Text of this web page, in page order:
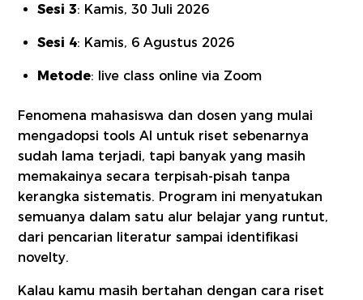
Sesi 3: Kamis, 30 Juli 2026
Sesi 4: Kamis, 6 Agustus 2026
Metode: live class online via Zoom
Fenomena mahasiswa dan dosen yang mulai
mengadopsi tools AI untuk riset sebenarnya
sudah lama terjadi, tapi banyak yang masih
memakainya secara terpisah-pisah tanpa
kerangka sistematis. Program ini menyatukan
semuanya dalam satu alur belajar yang runtut,
dari pencarian literatur sampai identifikasi
novelty.
Kalau kamu masih bertahan dengan cara riset